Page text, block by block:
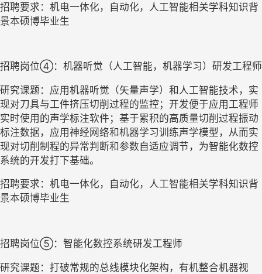
招聘要求：机电一体化，自动化，人工智能相关学科知识背
景本硕博毕业生
招聘岗位④：机器听觉（人工智能，机器学习）研发工程师
研究课题：应用机器听觉（矢量声学）和人工智能技术，实
现对刀具与工件挤压切削过程的监控；开发便于应用工程师
实时使用的声学标注软件；基于累积的高质量切削过程振动
标注数据，应用神经网络和机器学习训练声学模型，从而实
现对切削制程的异常判断和参数自适应调节，为智能化数控
系统的开发打下基础。
招聘要求：机电一体化，自动化，人工智能相关学科知识背
景本硕博毕业生
招聘岗位⑤：智能化数控系统研发工程师
研究课题：打破常规的总线模块化架构，有机整合机器视